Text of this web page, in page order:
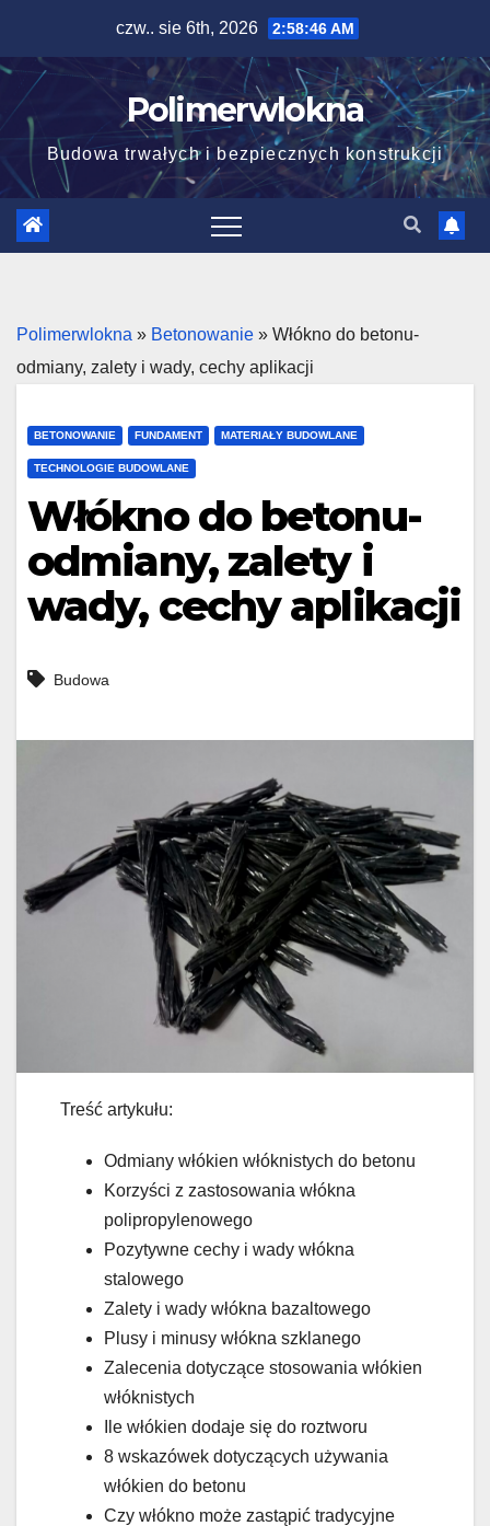
content
czw.. sie 6th, 2026 2:58:47 AM
Polimerwlokna
Budowa trwałych i bezpiecznych konstrukcji
Polimerwlokna » Betonowanie » Włókno do betonu-
odmiany, zalety i wady, cechy aplikacji
BETONOWANIE FUNDAMENT MATERIAŁY BUDOWLANE
TECHNOLOGIE BUDOWLANE
Włókno do betonu-
odmiany, zalety i
wady, cechy aplikacji
Budowa
Treść artykułu:
Odmiany włókien włóknistych do betonu
Korzyści z zastosowania włókna
polipropylenowego
Pozytywne cechy i wady włókna
stalowego
Zalety i wady włókna bazaltowego
Plusy i minusy włókna szklanego
Zalecenia dotyczące stosowania włókien
włóknistych
Ile włókien dodaje się do roztworu
8 wskazówek dotyczących używania
włókien do betonu
Czy włókno może zastąpić tradycyjne